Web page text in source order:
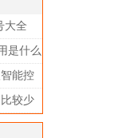
大全
是什么
能控
较少